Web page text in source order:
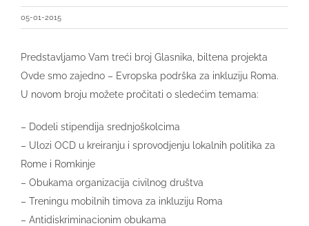
05-01-2015
Predstavljamo Vam treći broj Glasnika, biltena projekta
Ovde smo zajedno – Evropska podrška za inkluziju Roma.
U novom broju možete pročitati o sledećim temama:
– Dodeli stipendija srednjoškolcima
– Ulozi OCD u kreiranju i sprovodjenju lokalnih politika za
Rome i Romkinje
– Obukama organizacija civilnog društva
– Treningu mobilnih timova za inkluziju Roma
– Antidiskriminacionim obukama